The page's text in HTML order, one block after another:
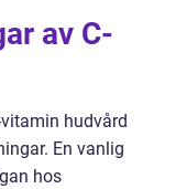
av C-
hudvård
En vanlig
hos